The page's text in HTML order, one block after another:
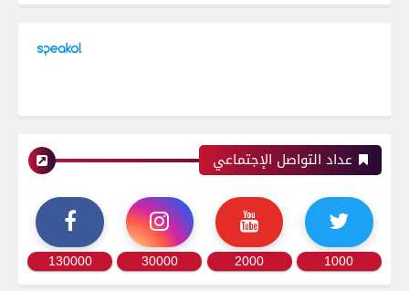
عداد التواصل الإجتماعي
1000
2000
30000
130000